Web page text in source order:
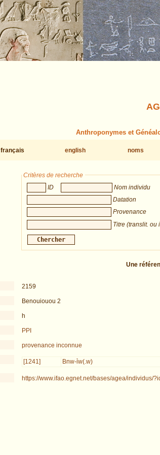
Anthroponymes et
français english noms
Critères de recherche
ID
Nom individu
Datation
Provenance
Titre (translit. ou
Une
2159
Benouiouou 2
h
PPI
provenance inconnue
[1241] Bnw-ỉw(.w)
https://www.ifao.egnet.net/bases/agea/individus/